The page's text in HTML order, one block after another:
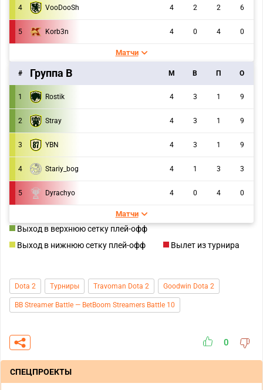
4 VooDooSh 4 2 2 6
5 Korb3n 4 0 4 0
Матчи
# Группа B M В П О
1 Rostik 4 3 1 9
2 Stray 4 3 1 9
3 YBN 4 3 1 9
4 Stariy_bog 4 1 3 3
5 Dyrachyo 4 0 4 0
Матчи
Выход в верхнюю сетку плей-офф
Выход в нижнюю сетку плей-офф
Вылет из турнира
Dota 2 Турниры Travoman Dota 2 Goodwin Dota 2
BB Streamer Battle — BetBoom Streamers Battle 10
0
СПЕЦПРОЕКТЫ